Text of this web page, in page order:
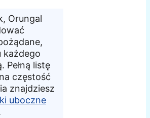
Orungal
każdego
Pełną listę
częstość
znajdziesz
uboczne